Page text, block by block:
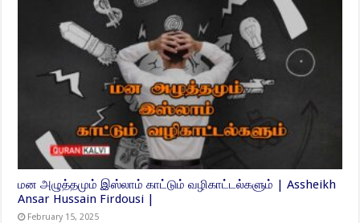
மன அழுத்தமும் இஸ்லாம் காட்டும் வழிகாட்டல்களும் | Assheikh
Ansar Hussain Firdousi |
February 15, 2025